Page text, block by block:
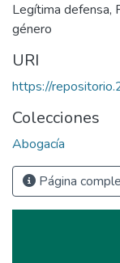
Legítima defensa,
género
URI
https://
Colecciones
Abogacía
Página